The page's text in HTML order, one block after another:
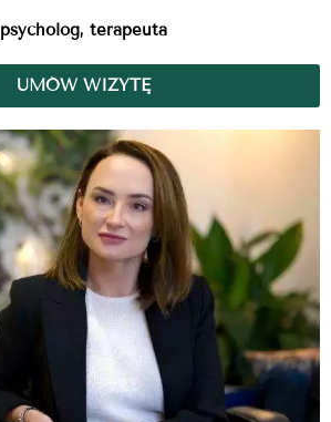
psycholog, terapeuta
UMÓW WIZYTĘ